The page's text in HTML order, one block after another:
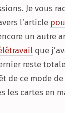
Je vous
l’article
un autre
que
reste
de ce mode
les cartes en